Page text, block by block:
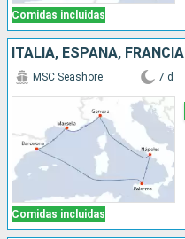
Comidas incluidas
ITALIA, ESPAÑA, FRANCIA
Comidas incluidas
MSC Seashore 7 d